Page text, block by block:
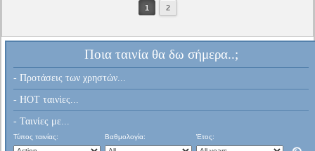
1 2
Ποια ταινία θα δω σήμερα..;
- Προτάσεις των χρηστών...
- HOT ταινίες...
- Ταινίες με...
Τύπος ταινίας: Βαθμολογία: Έτος: